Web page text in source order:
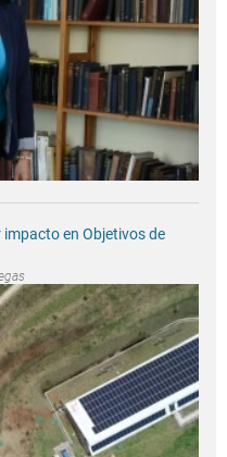
impacto en Objetivos de